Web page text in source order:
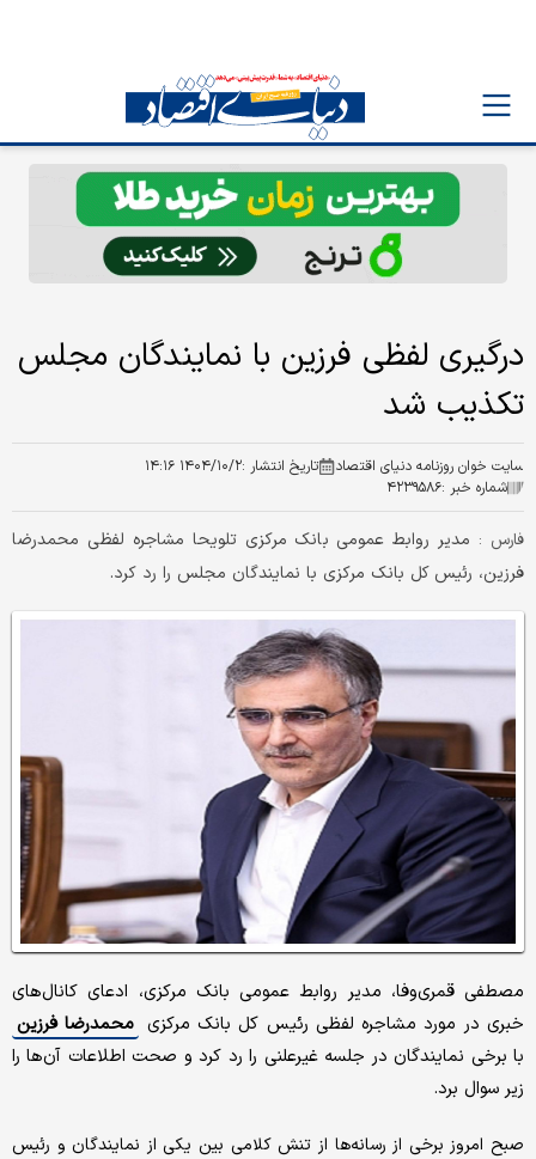
درگیری لفظی فرزین با نمایندگان مجلس
تکذیب شد
سایت خوان روزنامه دنیای اقتصاد تاریخ انتشار :۱۴۰۴/۱۰/۲ ۱۴:۱۶
شماره خبر :۴۲۳۹۵۸۶
فارس : مدیر روابط عمومی بانک مرکزی تلویحا مشاجره لفظی محمدرضا
فرزین، رئیس کل بانک مرکزی با نمایندگان مجلس را رد کرد.
مصطفی قمری‌وفا، مدیر روابط عمومی بانک مرکزی، ادعای کانال‌های
خبری در مورد مشاجره لفظی رئیس کل بانک مرکزی محمدرضا فرزین
با برخی نمایندگان در جلسه غیرعلنی را رد کرد و صحت اطلاعات آن‌ها را
زیر سوال برد.
صبح امروز برخی از رسانه‌ها از تنش کلامی بین یکی از نمایندگان و رئیس